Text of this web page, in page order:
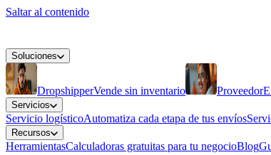
Saltar al contenido
Soluciones
DropshipperVende sin inventario Proveedor
Servicios
Servicio logísticoAutomatiza cada etapa de tus envíos
Recursos
HerramientasCalculadoras gratuitas para tu negocioBlog